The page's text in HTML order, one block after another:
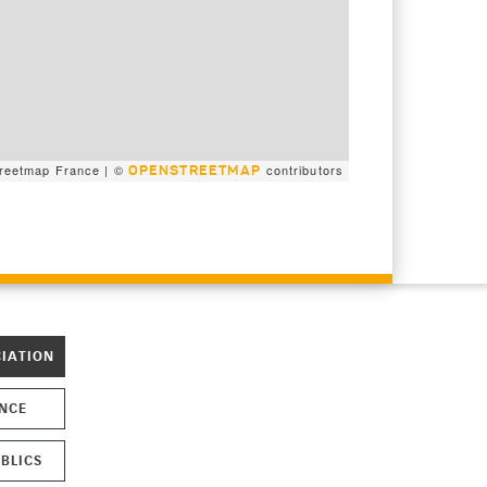
France | © OPENSTREETMAP contributors